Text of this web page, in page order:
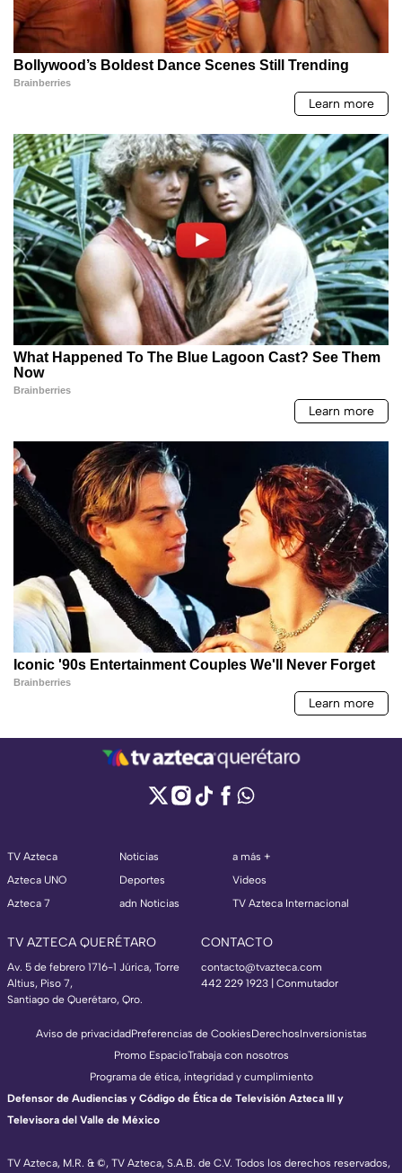
TV Azteca
Azteca UNO
Azteca 7
Noticias
Deportes
adn Noticias
a más +
Videos
TV Azteca Internacional
TV AZTECA QUERÉTARO
Av. 5 de febrero 1716-1 Júrica, Torre
Altius, Piso 7,
Santiago de Querétaro, Qro.
CONTACTO
contacto@tvazteca.com
442 229 1923 | Conmutador
TV Azteca, M.R. & ©, TV Azteca, S.A.B. de C.V. Todos los derechos reservados,
Aviso de privacidadPreferencias de CookiesDerechosInversionistas
Promo EspacioTrabaja con nosotros
Programa de ética, integridad y cumplimiento
Defensor de Audiencias y Código de Ética de Televisión Azteca III y
Televisora del Valle de México